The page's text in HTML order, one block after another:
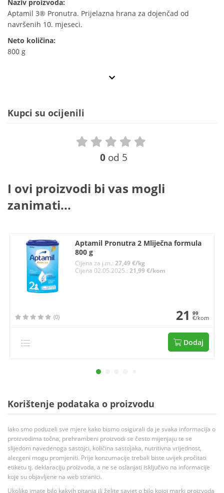
Naziv proizvoda:
Aptamil 3® Pronutra. Prijelazna hrana za dojenčad od
navršenih 10. mjeseci.
Neto količina:
800 g
Kupci su ocijenili
0 od 5
I ovi proizvodi bi vas mogli
zanimati...
Aptamil Pronutra 2 Mliječna formula
800 g
Cijena za j.m.: 27,49 €/kg
Cijena 02.05.2025.: 21,99 €/kom
(0) 21 99
€/kom
Dodaj
Korištenje podataka o proizvodu
Iako smo poduzeli sve mjere kako bismo osigurali da je svaka informacija o
proizvodima točna, prehrambeni proizvodi se često mijenjaju te se
slijedom navedenoga sastojci, količina sastojaka, nutritivna vrijednost,
alergeni mogu promjeniti. Prije konzumacije trebali biste uvijek pročitati
etiketu tj. deklaraciju proizvoda, a ne se oslanjati isključivo na informacije
koje su objavljene na web stranici.
Ukoliko imate bilo kakvih pitanja ili želite savjet o bilo kojoj marki proizvoda